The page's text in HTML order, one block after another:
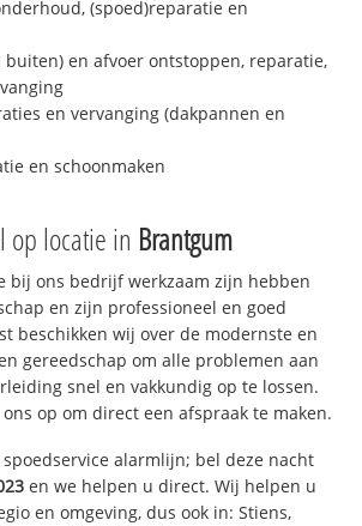
(spoed)reparatie en
buiten) en afvoer ontstoppen, reparatie,
en vervanging (dakpannen en
en schoonmaken
op locatie in Brantgum
bij ons bedrijf werkzaam zijn hebben
en zijn professioneel en goed
beschikken wij over de modernste en
gereedschap om alle problemen aan
snel en vakkundig op te lossen.
op om direct een afspraak te maken.
alarmlijn; bel deze nacht
en we helpen u direct. Wij helpen u
en omgeving, dus ook in: Stiens,